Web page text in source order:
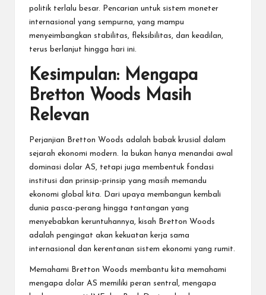
politik terlalu besar. Pencarian untuk sistem moneter
internasional yang sempurna, yang mampu
menyeimbangkan stabilitas, fleksibilitas, dan keadilan,
terus berlanjut hingga hari ini.
Kesimpulan: Mengapa
Bretton Woods Masih
Relevan
Perjanjian Bretton Woods adalah babak krusial dalam
sejarah ekonomi modern. Ia bukan hanya menandai awal
dominasi dolar AS, tetapi juga membentuk fondasi
institusi dan prinsip-prinsip yang masih memandu
ekonomi global kita. Dari upaya membangun kembali
dunia pasca-perang hingga tantangan yang
menyebabkan keruntuhannya, kisah Bretton Woods
adalah pengingat akan kekuatan kerja sama
internasional dan kerentanan sistem ekonomi yang rumit.
Memahami Bretton Woods membantu kita memahami
mengapa dolar AS memiliki peran sentral, mengapa